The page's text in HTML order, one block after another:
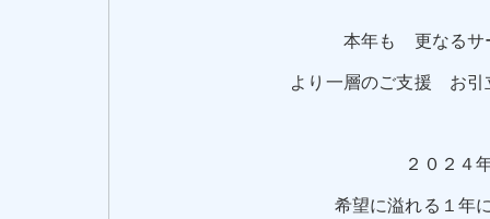
本年も 更なるサ
より一層のご支援 お引
２０２４
希望に溢れる１年